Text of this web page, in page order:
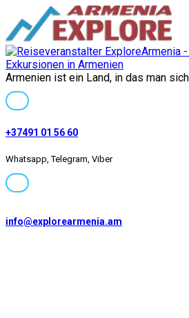
Armenien ist ein Land, in das man
+37491 01 56 60
Whatsapp, Telegram, Viber
info@explorearmenia.am